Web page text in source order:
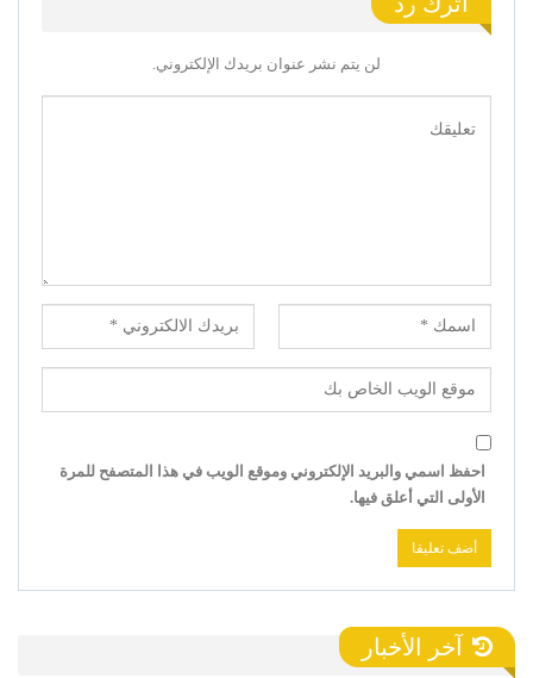
لن يتم نشر عنوان بريدك الإلكتروني.
احفظ اسمي والبريد الإلكتروني وموقع الويب في هذا المتصفح للمرة
الأولى التي أعلق فيها.
آخر الأخبار